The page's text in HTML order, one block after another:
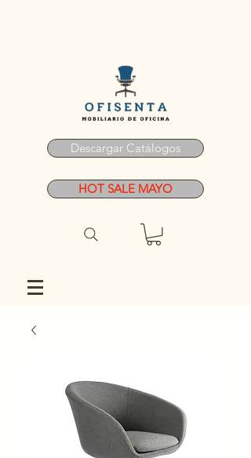
Descargar Catálogos
HOT SALE MAYO